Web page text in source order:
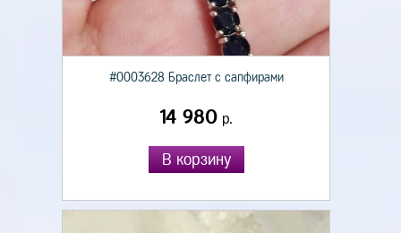
#0003628 Браслет с сапфирами
14 980 р.
В корзину